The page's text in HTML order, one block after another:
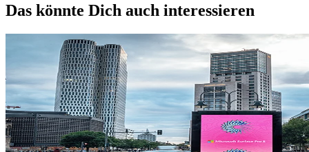
Das könnte Dich auch interessieren